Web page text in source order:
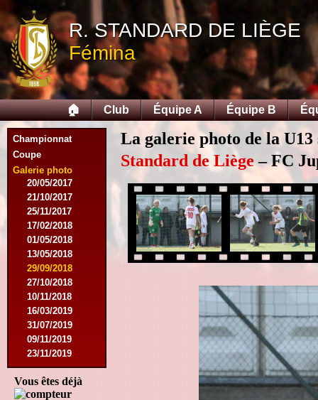
R. STANDARD DE LIÈGE
Fémina
🏠 Club Équipe A Équipe B
Championnat
Coupe
Galerie photo
12/09/2015
26/09/2015
03/10/2015
28/11/2015
09/03/2016
09/04/2016
13/04/2016
16/05/2016
09/08/2016
08/10/2016
01/03/2017
06/05/2017
20/05/2017
21/10/2017
25/11/2017
17/02/2018
01/05/2018
13/05/2018
29/09/2018
27/10/2018
10/11/2018
16/03/2019
31/07/2019
09/11/2019
23/11/2019
Vous êtes déjà
La galerie photo de la U13
Standard de Liège– FC